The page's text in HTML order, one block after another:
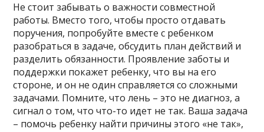
Не стоит забывать о важности совместной
работы. Вместо того, чтобы просто отдавать
поручения, попробуйте вместе с ребенком
разобраться в задаче, обсудить план действий и
разделить обязанности. Проявление заботы и
поддержки покажет ребенку, что вы на его
стороне, и он не один справляется со сложными
задачами. Помните, что лень – это не диагноз, а
сигнал о том, что что-то идет не так. Ваша задача
– помочь ребенку найти причины этого «не так»,